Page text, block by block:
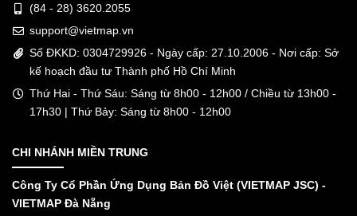
(84 - 28) 3620.2055
support@vietmap.vn
Số ĐKKD: 0304729926 - Ngày cấp: 27.10.2006 - Nơi cấp: Sở
kế hoạch đầu tư Thành phố Hồ Chí Minh
Thứ Hai - Thứ Sáu: Sáng từ 8h00 - 12h00 / Chiều từ 13h00 -
17h30 | Thứ Bảy: Sáng từ 8h00 - 12h00
CHI NHÁNH MIỀN TRUNG
Công Ty Cổ Phần Ứng Dụng Bản Đồ Việt (VIETMAP JSC) -
VIETMAP Đà Nẵng